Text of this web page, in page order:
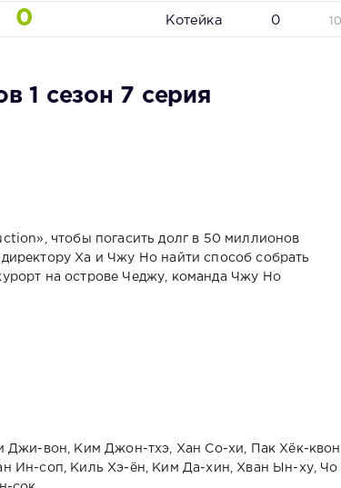
0 Котейка 0
1 сезон 7 серия
чтобы погасить долг в 50 миллионов
Ха и Чжу Но найти способ собрать
на острове Чеджу, команда Чжу Но
вон, Ким Джон-тхэ, Хан Со-хи, Пак Хёк-
Ин-соп, Киль Хэ-ён, Ким Да-хин, Хван Ын-ху, Чо